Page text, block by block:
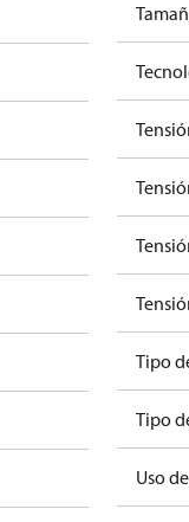
Tipo
Tipo
Uso